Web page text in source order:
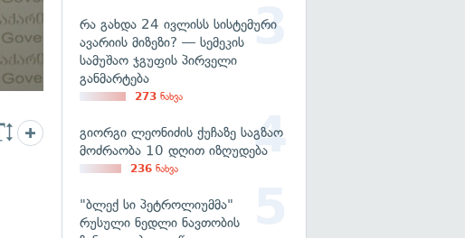
რა გახდა 24 ივლისს სისტემური
ავარიის მიზეზი? — სემეკის
სამუშაო ჯგუფის პირველი
განმარტება
273 ნახვა
გიორგი ლეონიძის ქუჩაზე საგზაო
მოძრაობა 10 დღით იზღუდება
236 ნახვა
"ბლექ სი პეტროლიუმმა"
რუსული ნედლი ნავთობის